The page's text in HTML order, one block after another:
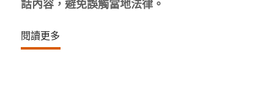
話內容，避免誤觸當地法律。
閱讀更多